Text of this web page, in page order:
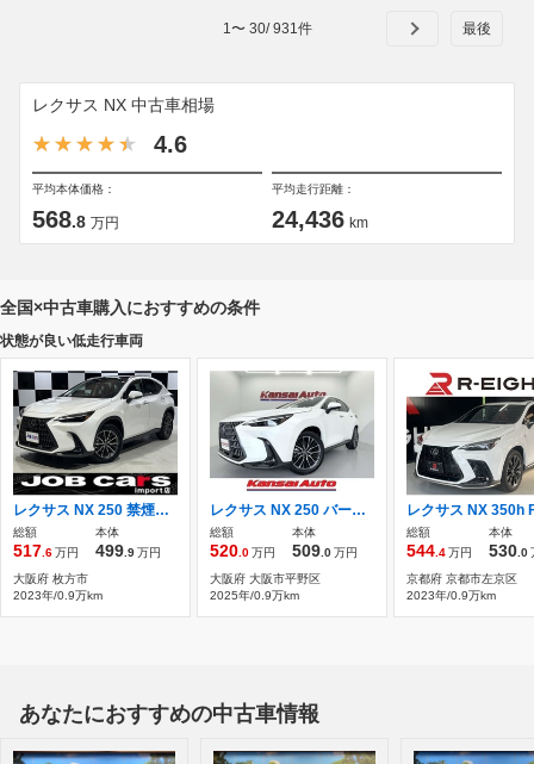
1 〜 30/931 件
レクサス NX 中古車相場
4.6
平均本体価格：
568.8 万円
平均走行距離：
24,436 km
全国×中古車購入におすすめの条件
状態が良い低走行車両
レクサス NX 250 禁煙車 ワンオーナー
総額
517 .6万円
本体
499 .9万円
大阪府 枚方市
2023年/0.9万km
レクサス NX 250 バージョンL 純正ナビ/全方位モニター/3眼LEDヘッドライ
総額
520 .0万円
本体
509 .0万円
大阪府 大阪市平野区
2025年/0.9万km
総額
544 .4万円
本体
530 .0
京都府 京都市左京区
2023年/0.9万km
あなたにおすすめの中古車情報